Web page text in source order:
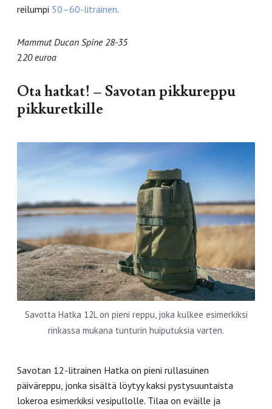
reilumpi 50–60-litrainen.
Mammut Ducan Spine 28-35
220 euroa
Ota hatkat! – Savotan pikkureppu
pikkuretkille
Savotta Hatka 12L on pieni reppu, joka kulkee esimerkiksi
rinkassa mukana tunturin huiputuksia varten.
Savotan 12-litrainen Hatka on pieni rullasuinen
päiväreppu, jonka sisältä löytyy kaksi pystysuuntaista
lokeroa esimerkiksi vesipullolle. Tilaa on eväille ja